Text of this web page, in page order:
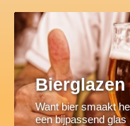
Bierglazen
Want bier smaakt
een bijpassend glas